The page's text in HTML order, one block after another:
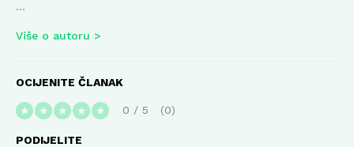
...
Više o autoru
OCIJENITE ČLANAK
★ ★ ★ ★ ★ 0 / 5 0
PODIJELITE